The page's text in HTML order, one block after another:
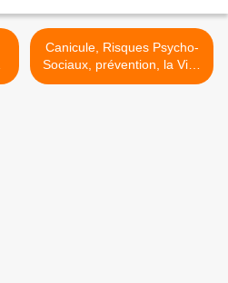
Canicule, Risques Psycho-
Sociaux, prévention, la Ville
dans le déni et le silence >